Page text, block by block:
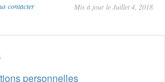
contacter Mis à jour le Juillet 4, 2018
personnelles